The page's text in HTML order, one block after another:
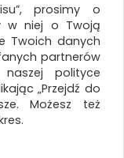
Więcej
prosimy o
w niej o Twoją
Twoich danych
partnerów
polityce
„Przejdź do
Możesz też